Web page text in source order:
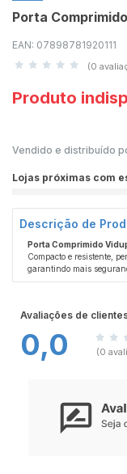
Porta
EAN: 07898781920111
(0
Produto
Vendido e distribuído
Lojas próximas com
Descrição de
Porta Comprimido
Compacto e resistente,
garantindo mais
bolsa, mochila ou deixar
* 8 compartimentos
* Mantém seus
* Ideal para levar na
Avaliações de
0,0 (0